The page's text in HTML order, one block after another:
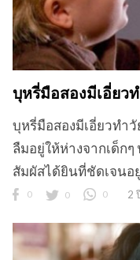
บุหรี่มือสองมีเอี่ยว
บุหรี่มือสองมีเอี่ยวทำ
ลืมอยู่ให้ห่างจากเด็ก
สัมผัสได้ยินที่ชัดเจนอ
0 0 0 2